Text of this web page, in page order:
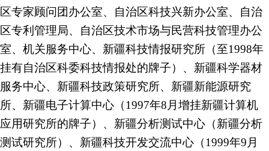
区专家顾问团办公室、自治区科技兴新办公室、自治
区专利管理局、自治区技术市场与民营科技管理办公
室、机关服务中心、新疆科技情报研究所（至1998年
挂有自治区科委科技情报处的牌子）、新疆科学器材
服务中心、新疆科技政策研究所、新疆新能源研究
所、新疆电子计算中心（1997年8月增挂新疆计算机
应用研究所的牌子）、新疆分析测试中心（新疆分析
测试研究所）、新疆科技开发交流中心（1999年9月